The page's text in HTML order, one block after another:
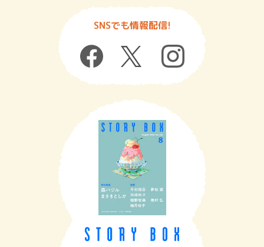
SNSでも情報配信!